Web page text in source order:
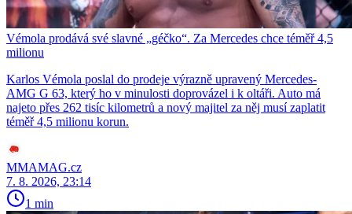
Vémola prodává své slavné „géčko“. Za Mercedes chce téměř 4,5
milionu
Karlos Vémola poslal do prodeje výrazně upravený Mercedes-
AMG G 63, který ho v minulosti doprovázel i k oltáři. Auto má
najeto přes 262 tisíc kilometrů a nový majitel za něj musí zaplatit
téměř 4,5 milionu korun.
MMAMAG.cz
7. 8. 2026, 23:14
1 min